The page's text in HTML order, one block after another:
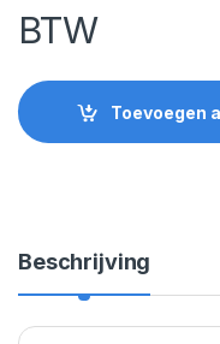
BTW
Toevoegen
Beschrijving